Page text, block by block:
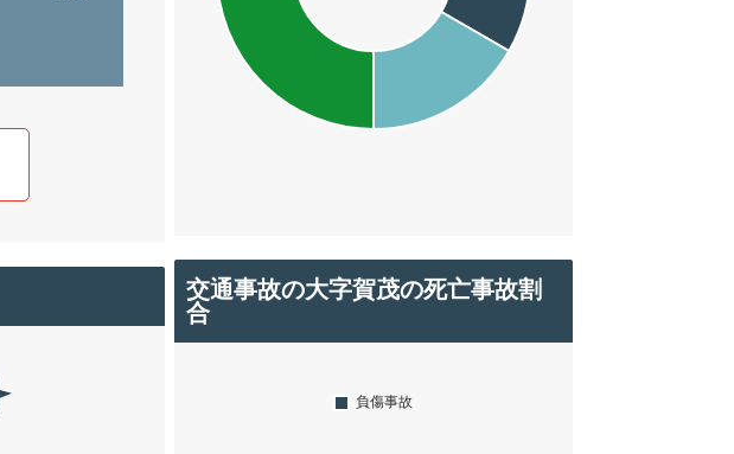
交通事故の大字賀茂の死亡事故割
合